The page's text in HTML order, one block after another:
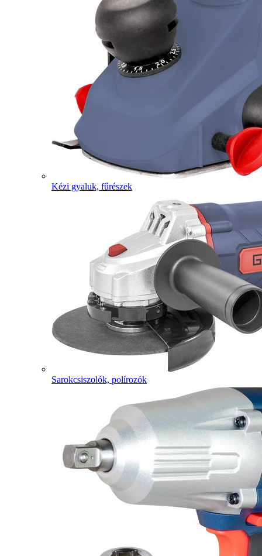
Kézi gyaluk, fűrészek
Sarokcsiszolók, polírozók